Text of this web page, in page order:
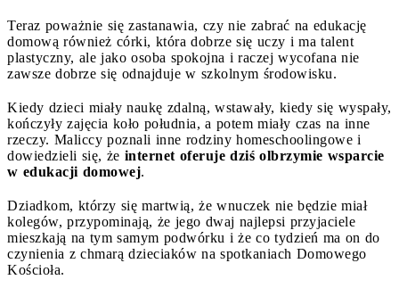
Teraz poważnie się zastanawia, czy nie zabrać na edukację
domową również córki, która dobrze się uczy i ma talent
plastyczny, ale jako osoba spokojna i raczej wycofana nie
zawsze dobrze się odnajduje w szkolnym środowisku.
Kiedy dzieci miały naukę zdalną, wstawały, kiedy się wyspały,
kończyły zajęcia koło południa, a potem miały czas na inne
rzeczy. Maliccy poznali inne rodziny homeschoolingowe i
dowiedzieli się, że internet oferuje dziś olbrzymie wsparcie
w edukacji domowej.
Dziadkom, którzy się martwią, że wnuczek nie będzie miał
kolegów, przypominają, że jego dwaj najlepsi przyjaciele
mieszkają na tym samym podwórku i że co tydzień ma on do
czynienia z chmarą dzieciaków na spotkaniach Domowego
Kościoła.